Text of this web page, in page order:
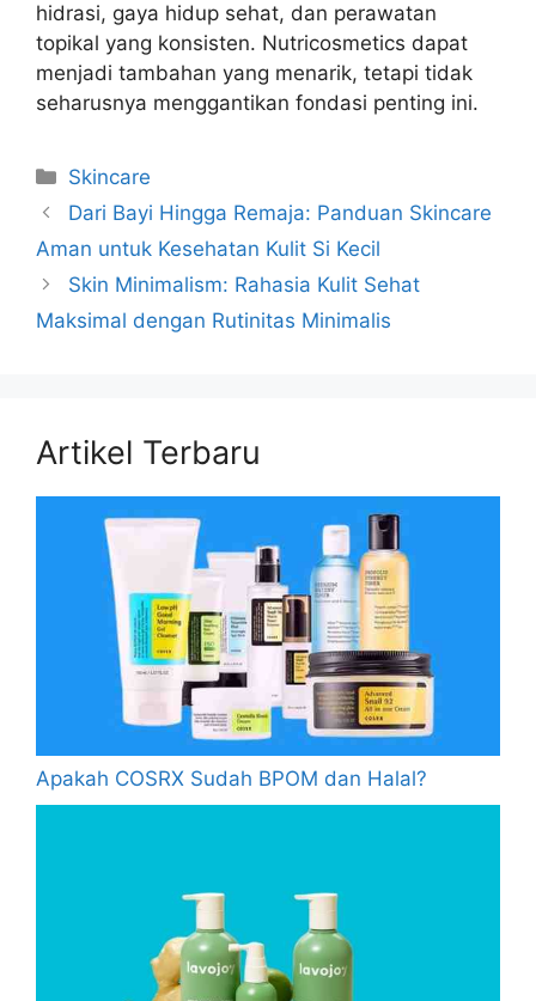
hidrasi, gaya hidup sehat, dan perawatan
topikal yang konsisten. Nutricosmetics dapat
menjadi tambahan yang menarik, tetapi tidak
seharusnya menggantikan fondasi penting ini.
Kategori
Skincare
Dari Bayi Hingga Remaja: Panduan Skincare
Aman untuk Kesehatan Kulit Si Kecil
Skin Minimalism: Rahasia Kulit Sehat
Maksimal dengan Rutinitas Minimalis
Artikel Terbaru
Apakah COSRX Sudah BPOM dan Halal?